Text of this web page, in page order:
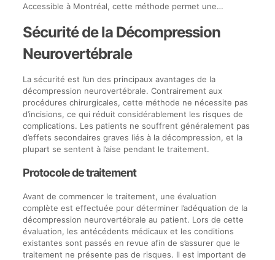
Accessible à Montréal, cette méthode permet une…
Sécurité de la Décompression
Neurovertébrale
La sécurité est l’un des principaux avantages de la
décompression neurovertébrale. Contrairement aux
procédures chirurgicales, cette méthode ne nécessite pas
d’incisions, ce qui réduit considérablement les risques de
complications. Les patients ne souffrent généralement pas
d’effets secondaires graves liés à la décompression, et la
plupart se sentent à l’aise pendant le traitement.
Protocole de traitement
Avant de commencer le traitement, une évaluation
complète est effectuée pour déterminer l’adéquation de la
décompression neurovertébrale au patient. Lors de cette
évaluation, les antécédents médicaux et les conditions
existantes sont passés en revue afin de s’assurer que le
traitement ne présente pas de risques. Il est important de